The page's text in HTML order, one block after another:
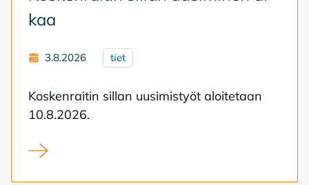
kaa
3.8.2026 tiet
Kos­ken­rai­tin sil­lan uusi­mis­työt aloi­te­taan
10.8.2026.
Koskenraitin sillan uusiminen alkaa